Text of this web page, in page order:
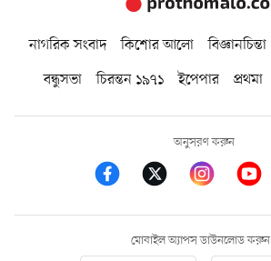
নাগরিক সংবাদ কিশোর আলো বিজ্ঞানচিন্তা
বন্ধুসভা
চিরন্তন ১৯৭১ ইপেপার প্রথমা
অনুসরণ করুন
মোবাইল অ্যাপস ডাউনলোড করুন